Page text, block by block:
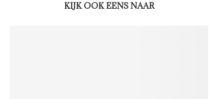
KIJK OOK EENS NAAR